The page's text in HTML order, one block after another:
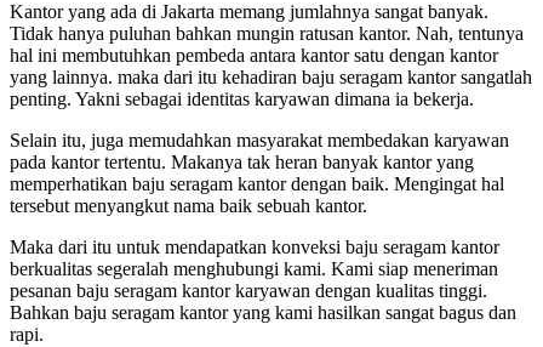
Kantor yang ada di Jakarta memang jumlahnya sangat banyak.
Tidak hanya puluhan bahkan mungin ratusan kantor. Nah, tentunya
hal ini membutuhkan pembeda antara kantor satu dengan kantor
yang lainnya. maka dari itu kehadiran baju seragam kantor sangatlah
penting. Yakni sebagai identitas karyawan dimana ia bekerja.
Selain itu, juga memudahkan masyarakat membedakan karyawan
pada kantor tertentu. Makanya tak heran banyak kantor yang
memperhatikan baju seragam kantor dengan baik. Mengingat hal
tersebut menyangkut nama baik sebuah kantor.
Maka dari itu untuk mendapatkan konveksi baju seragam kantor
berkualitas segeralah menghubungi kami. Kami siap meneriman
pesanan baju seragam kantor karyawan dengan kualitas tinggi.
Bahkan baju seragam kantor yang kami hasilkan sangat bagus dan
rapi.